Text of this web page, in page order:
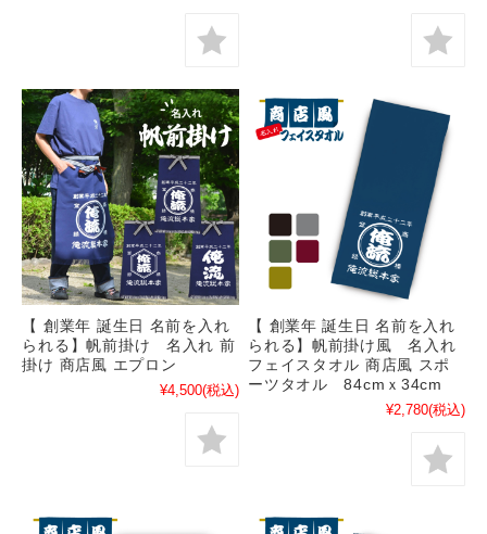
【 創業年 誕生日 名前を入れ
られる】帆前掛け 名入れ 前
掛け 商店風 エプロン
¥4,500(税込)
【 創業年 誕生日 名前を入れ
られる】帆前掛け風 名入れ
フェイスタオル 商店風 スポ
ーツタオル 84cmｘ34cm
¥2,780(税込)